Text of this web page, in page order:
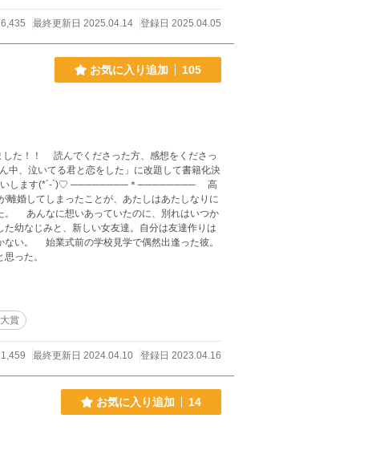
最終更新日 2025.04.14 登録日 2025.04.05
お気に入り追加 105
＊──────── 高
。 あんなに想いあっていたのに、別れはいつか
幼なじみと、新しい女友達。自分は友達作りは
ない。 始業式前の学校見学で偶然出逢った彼。
った。
賞
最終更新日 2024.04.10 登録日 2023.04.16
お気に入り追加 14